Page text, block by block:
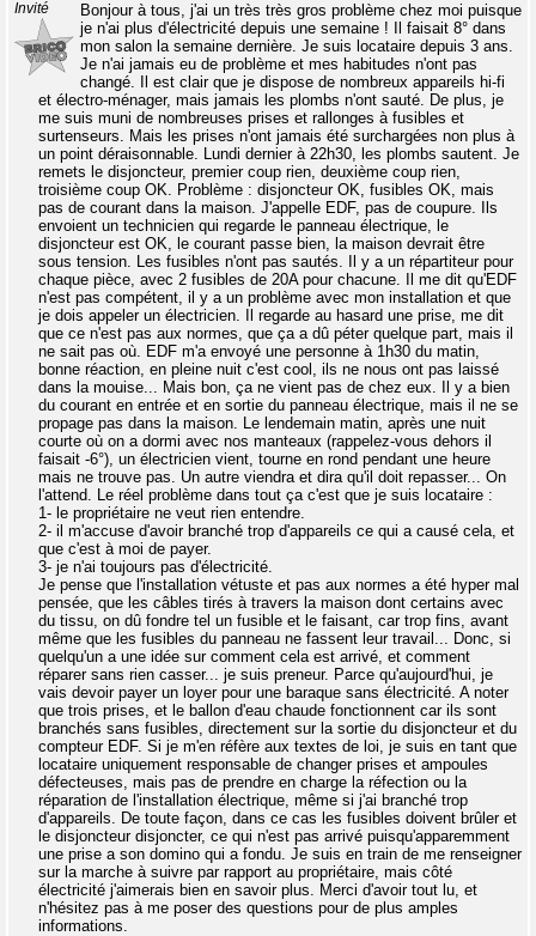
Invité
Bonjour à tous, j'ai un très très gros problème chez moi puisque
je n'ai plus d'électricité depuis une semaine ! Il faisait 8° dans
mon salon la semaine dernière. Je suis locataire depuis 3 ans.
Je n'ai jamais eu de problème et mes habitudes n'ont pas
changé. Il est clair que je dispose de nombreux appareils hi-fi
et électro-ménager, mais jamais les plombs n'ont sauté. De plus, je
me suis muni de nombreuses prises et rallonges à fusibles et
surtenseurs. Mais les prises n'ont jamais été surchargées non plus à
un point déraisonnable. Lundi dernier à 22h30, les plombs sautent. Je
remets le disjoncteur, premier coup rien, deuxième coup rien,
troisième coup OK. Problème : disjoncteur OK, fusibles OK, mais
pas de courant dans la maison. J'appelle EDF, pas de coupure. Ils
envoient un technicien qui regarde le panneau électrique, le
disjoncteur est OK, le courant passe bien, la maison devrait être
sous tension. Les fusibles n'ont pas sautés. Il y a un répartiteur pour
chaque pièce, avec 2 fusibles de 20A pour chacune. Il me dit qu'EDF
n'est pas compétent, il y a un problème avec mon installation et que
je dois appeler un électricien. Il regarde au hasard une prise, me dit
que ce n'est pas aux normes, que ça a dû péter quelque part, mais il
ne sait pas où. EDF m'a envoyé une personne à 1h30 du matin,
bonne réaction, en pleine nuit c'est cool, ils ne nous ont pas laissé
dans la mouise... Mais bon, ça ne vient pas de chez eux. Il y a bien
du courant en entrée et en sortie du panneau électrique, mais il ne se
propage pas dans la maison. Le lendemain matin, après une nuit
courte où on a dormi avec nos manteaux (rappelez-vous dehors il
faisait -6°), un électricien vient, tourne en rond pendant une heure
mais ne trouve pas. Un autre viendra et dira qu'il doit repasser... On
l'attend. Le réel problème dans tout ça c'est que je suis locataire :
1- le propriétaire ne veut rien entendre.
2- il m'accuse d'avoir branché trop d'appareils ce qui a causé cela, et
que c'est à moi de payer.
3- je n'ai toujours pas d'électricité.
Je pense que l'installation vétuste et pas aux normes a été hyper mal
pensée, que les câbles tirés à travers la maison dont certains avec
du tissu, on dû fondre tel un fusible et le faisant, car trop fins, avant
même que les fusibles du panneau ne fassent leur travail... Donc, si
quelqu'un a une idée sur comment cela est arrivé, et comment
réparer sans rien casser... je suis preneur. Parce qu'aujourd'hui, je
vais devoir payer un loyer pour une baraque sans électricité. A noter
que trois prises, et le ballon d'eau chaude fonctionnent car ils sont
branchés sans fusibles, directement sur la sortie du disjoncteur et du
compteur EDF. Si je m'en réfère aux textes de loi, je suis en tant que
locataire uniquement responsable de changer prises et ampoules
défecteuses, mais pas de prendre en charge la réfection ou la
réparation de l'installation électrique, même si j'ai branché trop
d'appareils. De toute façon, dans ce cas les fusibles doivent brûler et
le disjoncteur disjoncter, ce qui n'est pas arrivé puisqu'apparemment
une prise a son domino qui a fondu. Je suis en train de me renseigner
sur la marche à suivre par rapport au propriétaire, mais côté
électricité j'aimerais bien en savoir plus. Merci d'avoir tout lu, et
n'hésitez pas à me poser des questions pour de plus amples
informations.